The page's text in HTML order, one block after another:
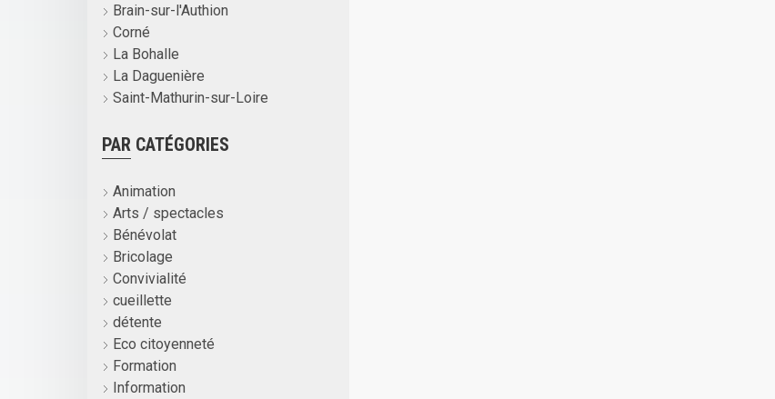
Brain-sur-l'Authion
Corné
La Bohalle
La Daguenière
Saint-Mathurin-sur-Loire
PAR CATÉGORIES
Animation
Arts / spectacles
Bénévolat
Bricolage
Convivialité
cueillette
détente
Eco citoyenneté
Formation
Information